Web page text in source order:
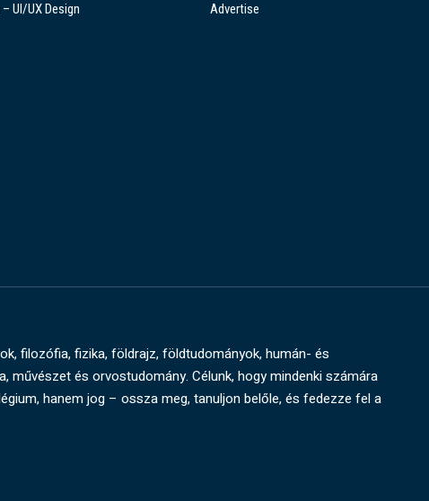
UI/UX Design
Advertise
filozófia, fizika, földrajz, földtudományok, humán- és
művészet és orvostudomány. Célunk, hogy mindenki számára
hanem jog – ossza meg, tanuljon belőle, és fedezze fel a